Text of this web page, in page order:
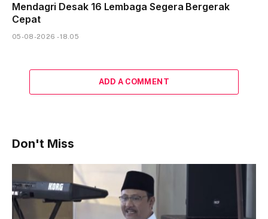
Mendagri Desak 16 Lembaga Segera Bergerak
Cepat
05-08-2026 - 18.05
ADD A COMMENT
Don't Miss